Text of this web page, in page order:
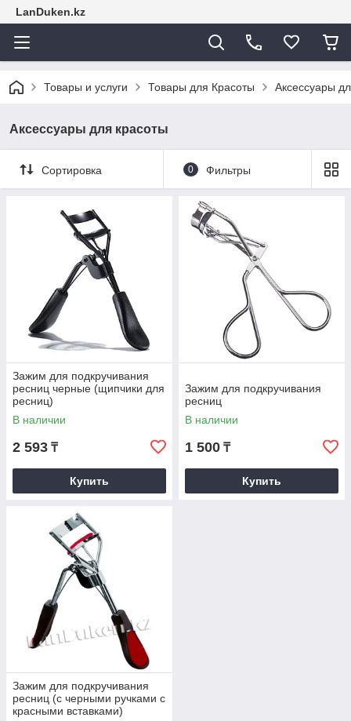
LanDuken.kz
Товары и услуги Товары для Красоты Аксессуары
Аксессуары для красоты
Сортировка 0 Фильтры
Зажим для подкручивания
ресниц черные (щипчики для
ресниц)
В наличии
2 593 ₸
Купить
Зажим для подкручивания
ресниц
В наличии
1 500 ₸
Купить
Зажим для подкручивания
ресниц (с черными ручками с
красными вставками)